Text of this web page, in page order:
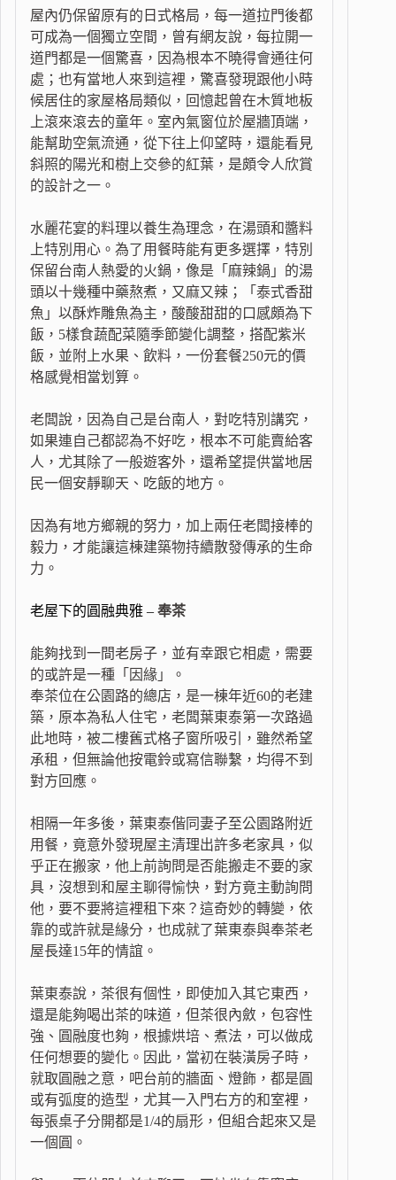
屋內仍保留原有的日式格局，每一道拉門後都
可成為一個獨立空間，曾有網友說，每拉開一
道門都是一個驚喜，因為根本不曉得會通往何
處；也有當地人來到這裡，驚喜發現跟他小時
候居住的家屋格局類似，回憶起曾在木質地板
上滾來滾去的童年。室內氣窗位於屋牆頂端，
能幫助空氣流通，從下往上仰望時，還能看見
斜照的陽光和樹上交參的紅葉，是頗令人欣賞
的設計之一。
水麗花宴的料理以養生為理念，在湯頭和醬料
上特別用心。為了用餐時能有更多選擇，特別
保留台南人熱愛的火鍋，像是「麻辣鍋」的湯
頭以十幾種中藥熬煮，又麻又辣；「泰式香甜
魚」以酥炸雕魚為主，酸酸甜甜的口感頗為下
飯，5樣食蔬配菜隨季節變化調整，搭配紫米
飯，並附上水果、飲料，一份套餐250元的價
格感覺相當划算。
老闆說，因為自己是台南人，對吃特別講究，
如果連自己都認為不好吃，根本不可能賣給客
人，尤其除了一般遊客外，還希望提供當地居
民一個安靜聊天、吃飯的地方。
因為有地方鄉親的努力，加上兩任老闆接棒的
毅力，才能讓這棟建築物持續散發傳承的生命
力。
老屋下的圓融典雅 – 奉茶
能夠找到一間老房子，並有幸跟它相處，需要
的或許是一種「因緣」。
奉茶位在公園路的總店，是一棟年近60的老建
築，原本為私人住宅，老闆葉東泰第一次路過
此地時，被二樓舊式格子窗所吸引，雖然希望
承租，但無論他按電鈴或寫信聯繫，均得不到
對方回應。
相隔一年多後，葉東泰偕同妻子至公園路附近
用餐，竟意外發現屋主清理出許多老家具，似
乎正在搬家，他上前詢問是否能搬走不要的家
具，沒想到和屋主聊得愉快，對方竟主動詢問
他，要不要將這裡租下來？這奇妙的轉變，依
靠的或許就是緣分，也成就了葉東泰與奉茶老
屋長達15年的情誼。
葉東泰說，茶很有個性，即使加入其它東西，
還是能夠喝出茶的味道，但茶很內斂，包容性
強、圓融度也夠，根據烘培、煮法，可以做成
任何想要的變化。因此，當初在裝潢房子時，
就取圓融之意，吧台前的牆面、燈飾，都是圓
或有弧度的造型，尤其一入門右方的和室裡，
每張桌子分開都是1/4的扇形，但組合起來又是
一個圓。